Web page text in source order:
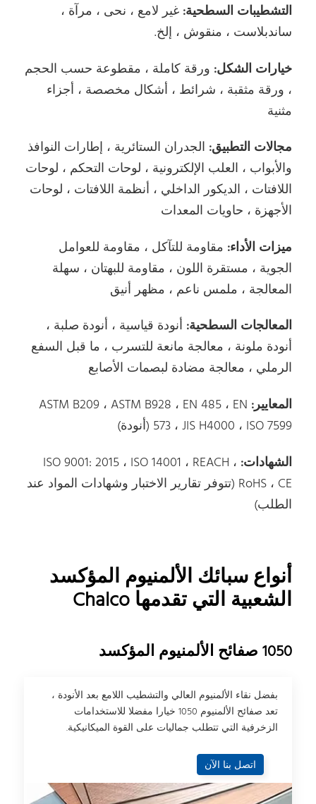
التشطيبات السطحية: غير لامع ، نحى ، مرآة ،
ساندبلاست ، منقوش ، إلخ.
خيارات الشكل: ورقة كاملة ، مقطوعة حسب الحجم
، ورقة مثقبة ، شرائط ، أشكال مخصصة ، أجزاء
مثنية
مجالات التطبيق: الجدران الستائرية ، إطارات النوافذ
والأبواب ، العلب الإلكترونية ، لوحات التحكم ، لوحات
اللافتات ، الديكور الداخلي ، أنظمة اللافتات ، لوحات
الأجهزة ، حاويات المعدات
ميزات الأداء: مقاومة للتآكل ، مقاومة للعوامل
الجوية ، مستقرة اللون ، مقاومة للبهتان ، سهلة
المعالجة ، ملمس ناعم ، مظهر أنيق
المعالجات السطحية: أنودة قياسية ، أنودة صلبة ،
أنودة ملونة ، معالجة مانعة للتسرب ، ما قبل السفع
الرملي ، معالجة مضادة لبصمات الأصابع
المعايير: ASTM B209 ، ASTM B928 ، EN 485 ، EN
573 ، JIS H4000 ، ISO 7599 (أنودة)
الشهادات: ISO 9001: 2015 ، ISO 14001 ، REACH ،
RoHS ، CE (تتوفر تقارير الاختبار وشهادات المواد عند
الطلب)
أنواع سبائك الألمنيوم المؤكسد
الشعبية التي تقدمها Chalco
1050 صفائح الألمنيوم المؤكسد
بفضل نقاء الألمنيوم العالي والتشطيب اللامع بعد الأنودة ،
تعد صفائح الألمنيوم 1050 خيارا مفضلا للاستخدامات
الزخرفية التي تتطلب جماليات على القوة الميكانيكية.
اتصل بنا الآن